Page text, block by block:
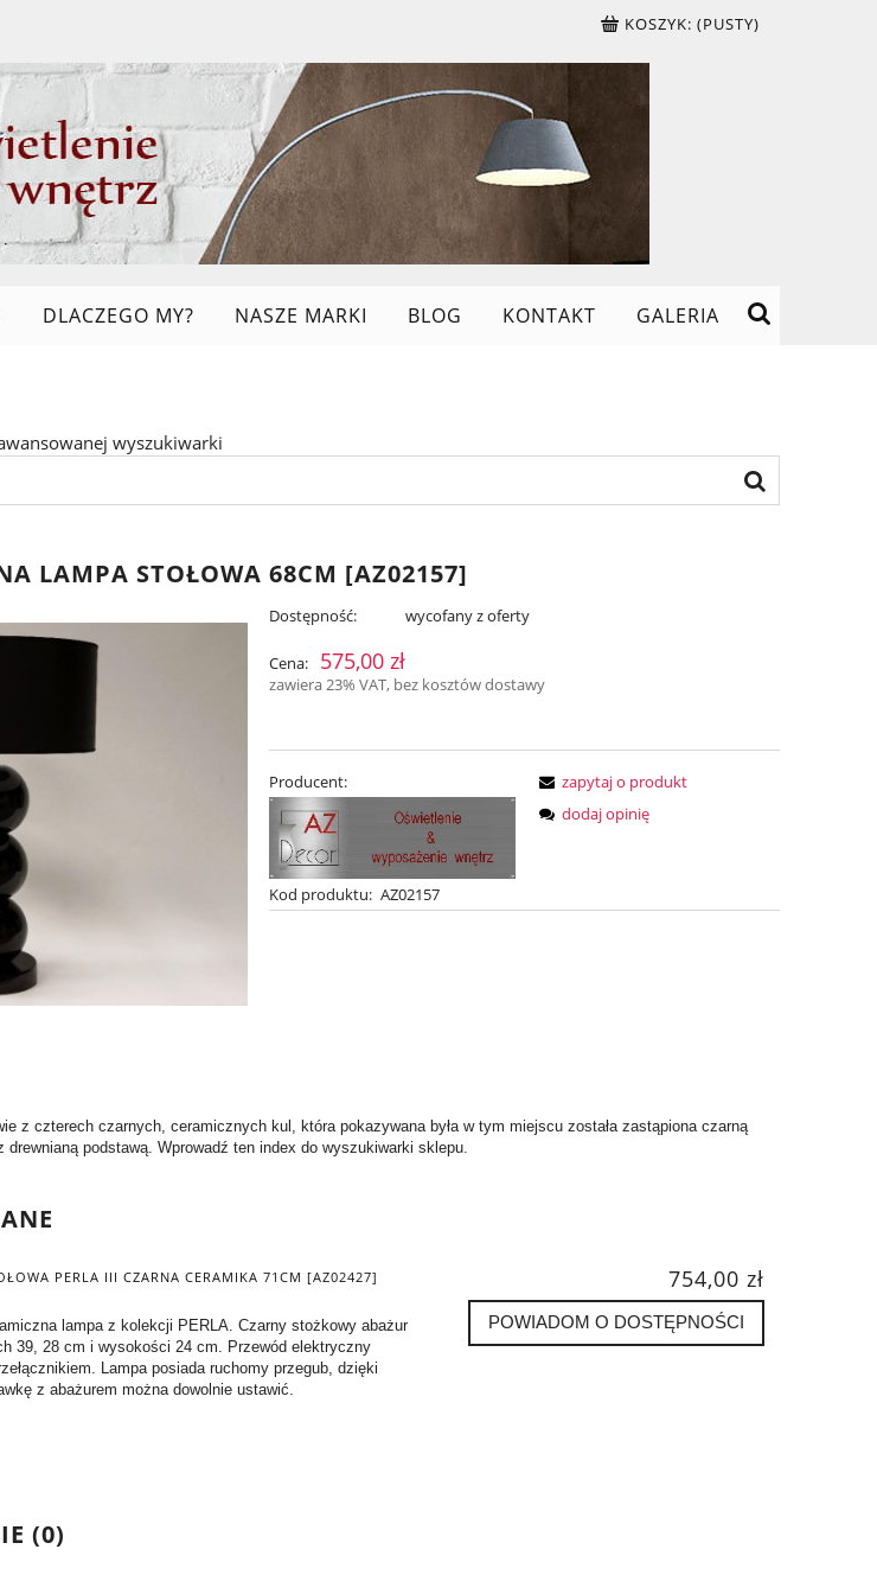
KOSZYK: (PUSTY)
DLACZEGO MY? NASZE MARKI BLOG KONTAKT GALERIA
wyszukiwarki
LAMPA STOŁOWA 68CM [AZ02157]
Dostępność: wycofany z oferty
Cena: 575,00 zł
zawiera 23% VAT, bez kosztów dostawy
Producent:
Kod produktu: AZ02157
zapytaj o produkt
dodaj opinię
z czterech czarnych, ceramicznych kul, która pokazywana była w tym miejscu została zastąpiona czarną
drewnianą podstawą. Wprowadź ten index do wyszukiwarki sklepu.
PERLA III CZARNA CERAMIKA 71CM [AZ02427]
lampa z kolekcji PERLA. Czarny stożkowy abażur
39, 28 cm i wysokości 24 cm. Przewód elektryczny
Lampa posiada ruchomy przegub, dzięki
z abażurem można dowolnie ustawić.
754,00 zł
POWIADOM O DOSTĘPNOŚCI
(0)